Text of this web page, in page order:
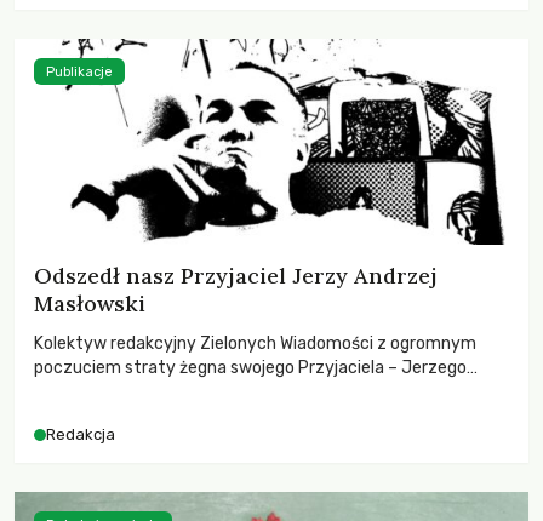
Odszedł nasz Przyjaciel Jerzy Andrzej
Masłowski
Kolektyw redakcyjny Zielonych Wiadomości z ogromnym
poczuciem straty żegna swojego Przyjaciela – Jerzego
Redakcja
Publikacje